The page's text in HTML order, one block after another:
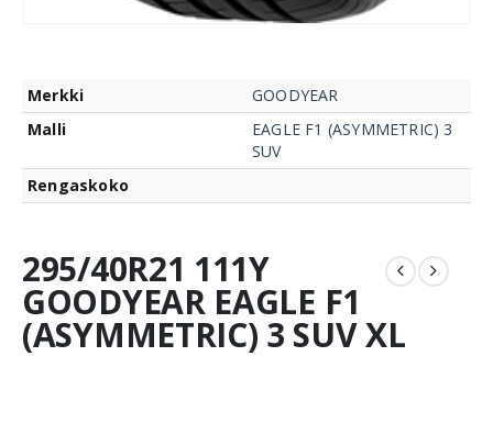
Merkki
GOODYEAR
Malli
EAGLE F1 (ASYMMETRIC) 3
SUV
Rengaskoko
295/40R21 111Y
GOODYEAR EAGLE F1
(ASYMMETRIC) 3 SUV XL